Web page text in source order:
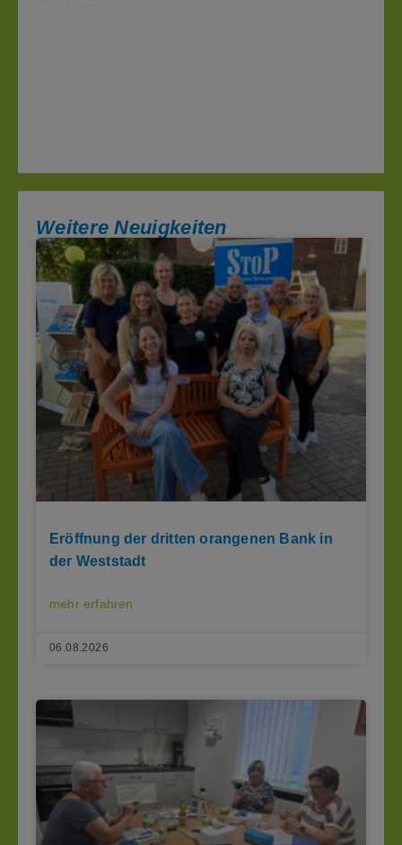
Weitere Neuigkeiten
Eröffnung der dritten orangenen Bank in
der Weststadt
mehr erfahren
06.08.2026